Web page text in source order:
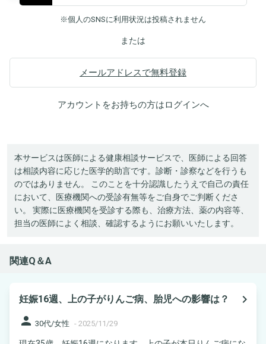
※個人のSNSに利用状況は投稿されません
または
メールアドレスで無料登録
アカウントをお持ちの方はログインへ
本サービスは医師による健康相談サービスで、医師による回答
は相談内容に応じた医学的助言です。診断・診察などを行うも
のではありません。 このことを十分認識したうえで自己の責任
において、医療機関への受診有無等をご自身でご判断くださ
い。 実際に医療機関を受診する際も、治療方法、薬の内容等、
担当の医師によく相談、確認するようにお願いいたします。
関連Q＆A
妊娠16週、上の子がりんご病、胎児への影響は？
navigate_next
person 30代/女性 - 2025/11/29